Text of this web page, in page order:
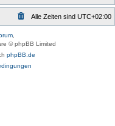
Alle Zeiten sind UTC+02:00
© phpBB Limited
phpBB.de